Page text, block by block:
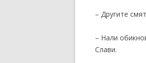
– Другите
– Нали
Слави.